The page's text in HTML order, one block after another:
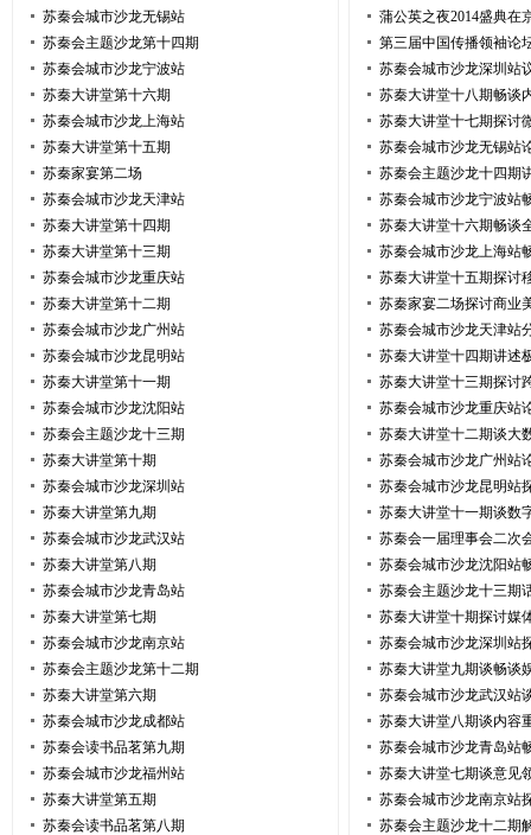
苏秦会城市沙龙无锡站
苏秦会主题沙龙第十四期
苏秦会城市沙龙宁波站
苏秦大讲堂第十六期
苏秦会城市沙龙上海站
苏秦大讲堂第十五期
苏秦家宴第二场
苏秦会城市沙龙天津站
苏秦大讲堂第十四期
苏秦大讲堂第十三期
苏秦会城市沙龙重庆站
苏秦大讲堂第十二期
苏秦会城市沙龙广州站
苏秦会城市沙龙昆明站
苏秦大讲堂第十一期
苏秦会城市沙龙沈阳站
苏秦会主题沙龙十三期
苏秦大讲堂第十期
苏秦会城市沙龙深圳站
苏秦大讲堂第九期
苏秦会城市沙龙武汉站
苏秦大讲堂第八期
苏秦会城市沙龙青岛站
苏秦大讲堂第七期
苏秦会城市沙龙南京站
苏秦会主题沙龙第十二期
苏秦大讲堂第六期
苏秦会城市沙龙成都站
苏秦会读书品茗第九期
苏秦会城市沙龙福州站
苏秦大讲堂第五期
苏秦会读书品茗第八期
蒲公英之夜2014盛典在
第三届中国传播领袖论
苏秦会城市沙龙深圳站
苏秦大讲堂十八期畅谈
苏秦大讲堂十七期探讨
苏秦会城市沙龙无锡站
苏秦会主题沙龙十四期
苏秦会城市沙龙宁波站
苏秦大讲堂十六期畅谈
苏秦会城市沙龙上海站
苏秦大讲堂十五期探讨
苏秦家宴二场探讨商业
苏秦会城市沙龙天津站
苏秦大讲堂十四期讲述
苏秦大讲堂十三期探讨
苏秦会城市沙龙重庆站
苏秦大讲堂十二期谈大
苏秦会城市沙龙广州站
苏秦会城市沙龙昆明站
苏秦大讲堂十一期谈数
苏秦会一届理事会二次
苏秦会城市沙龙沈阳站
苏秦会主题沙龙十三期
苏秦大讲堂十期探讨媒
苏秦会城市沙龙深圳站
苏秦大讲堂九期谈畅谈
苏秦会城市沙龙武汉站
苏秦大讲堂八期谈内容
苏秦会城市沙龙青岛站
苏秦大讲堂七期谈意见
苏秦会城市沙龙南京站
苏秦会主题沙龙十二期